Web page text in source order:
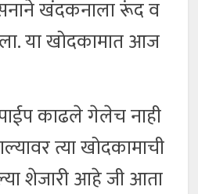
खंदकनाला रूंद व
या खोदकामात आज
काढले गेलेच नाही
त्या खोदकामाची
शेजारी आहे जी आता